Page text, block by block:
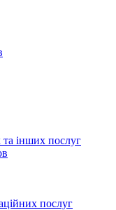
та інших послуг
послуг